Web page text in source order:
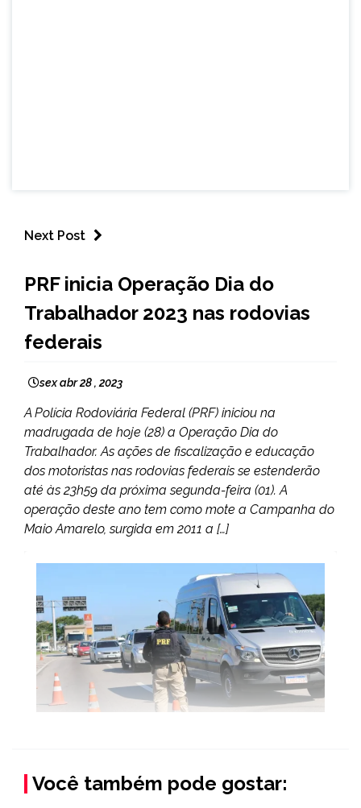
Next Post
NOTÍCIAS
PRF inicia Operação Dia do
Trabalhador 2023 nas rodovias
federais
sex abr 28 , 2023
A Polícia Rodoviária Federal (PRF) iniciou na
madrugada de hoje (28) a Operação Dia do
Trabalhador. As ações de fiscalização e educação
dos motoristas nas rodovias federais se estenderão
até às 23h59 da próxima segunda-feira (01). A
operação deste ano tem como mote a Campanha do
Maio Amarelo, surgida em 2011 a […]
Você também pode gostar: